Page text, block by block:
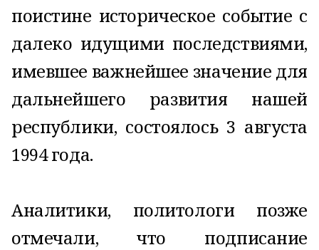
поистине историческое событие с
далеко идущими последствиями,
имевшее важнейшее значение для
дальнейшего развития нашей
республики, состоялось 3 августа
1994 года.
Аналитики, политологи позже
отмечали, что подписание